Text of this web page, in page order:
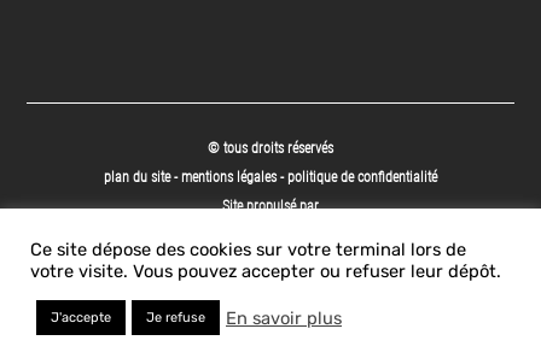
© tous droits réservés
plan du site-mentions légales -politique de confidentialité
Site propulsé par
Ce site dépose des cookies sur votre terminal lors de
votre visite. Vous pouvez accepter ou refuser leur dépôt.
J'accepte Je refuse En savoir plus